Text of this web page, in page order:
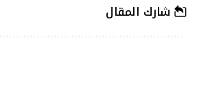
شارك المقال